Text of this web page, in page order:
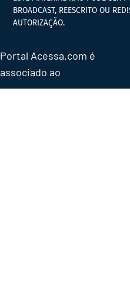
BROADCAST, REESCRITO OU
AUTORIZAÇÃO.
Portal Acessa.com é
associado ao